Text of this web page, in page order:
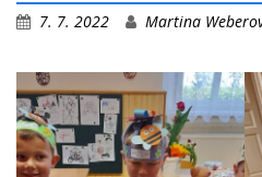
7. 7. 2022 Martina